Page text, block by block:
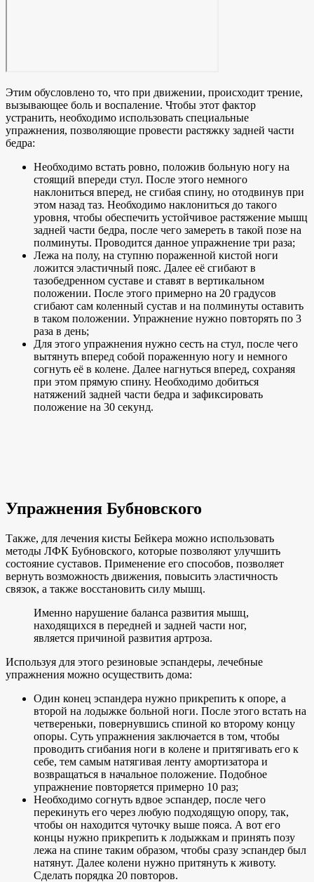
Этим обусловлено то, что при движении, происходит трение,
вызывающее боль и воспаление. Чтобы этот фактор
устранить, необходимо использовать специальные
упражнения, позволяющие провести растяжку задней части
бедра:
Необходимо встать ровно, положив больную ногу на
стоящий впереди стул. После этого немного
наклониться вперед, не сгибая спину, но отодвинув при
этом назад таз. Необходимо наклониться до такого
уровня, чтобы обеспечить устойчивое растяжение мышц
задней части бедра, после чего замереть в такой позе на
полминуты. Проводится данное упражнение три раза;
Лежа на полу, на ступню пораженной кистой ноги
ложится эластичный пояс. Далее её сгибают в
тазобедренном суставе и ставят в вертикальном
положении. После этого примерно на 20 градусов
сгибают сам коленный сустав и на полминуты оставить
в таком положении. Упражнение нужно повторять по 3
раза в день;
Для этого упражнения нужно сесть на стул, после чего
вытянуть вперед собой пораженную ногу и немного
согнуть её в колене. Далее нагнуться вперед, сохраняя
при этом прямую спину. Необходимо добиться
натяжений задней части бедра и зафиксировать
положение на 30 секунд.
Упражнения Бубновского
Также, для лечения кисты Бейкера можно использовать
методы ЛФК Бубновского, которые позволяют улучшить
состояние суставов. Применение его способов, позволяет
вернуть возможность движения, повысить эластичность
связок, а также восстановить силу мышц.
Именно нарушение баланса развития мышц,
находящихся в передней и задней части ног,
является причиной развития артроза.
Используя для этого резиновые эспандеры, лечебные
упражнения можно осуществить дома:
Один конец эспандера нужно прикрепить к опоре, а
второй на лодыжке больной ноги. После этого встать на
четвереньки, повернувшись спиной ко второму концу
опоры. Суть упражнения заключается в том, чтобы
проводить сгибания ноги в колене и притягивать его к
себе, тем самым натягивая ленту амортизатора и
возвращаться в начальное положение. Подобное
упражнение повторяется примерно 10 раз;
Необходимо согнуть вдвое эспандер, после чего
перекинуть его через любую подходящую опору, так,
чтобы он находится чуточку выше пояса. А вот его
концы нужно прикрепить к лодыжкам и принять позу
лежа на спине таким образом, чтобы сразу эспандер был
натянут. Далее колени нужно притянуть к животу.
Сделать порядка 20 повторов.